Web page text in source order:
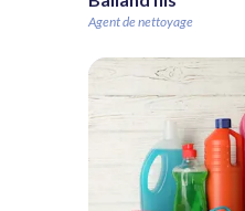
Agent de nettoyage